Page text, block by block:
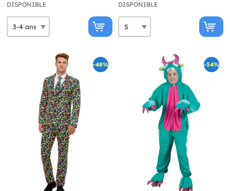
DISPONIBLE DISPONIBLE
-48% -54%